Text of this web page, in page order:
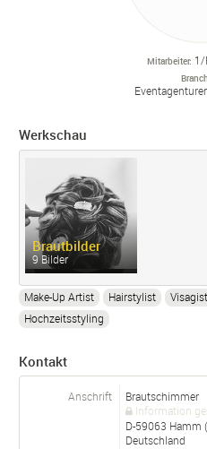
Mitarbeiter 1/
Werkschau
Brautbilder
9 Bilder
Make-Up Artist Hairstylist Visagist
Hochzeitsstyling
Kontakt
Anschrift
Brautschimmer
Information
D-59063 Hamm
Deutschland